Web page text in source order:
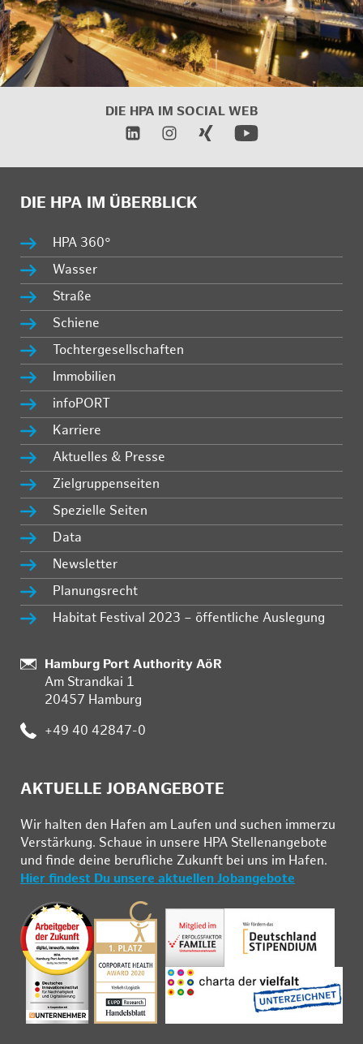
DIE HPA IM SOCIAL WEB
DIE HPA IM ÜBERBLICK
HPA 360°
Wasser
Straße
Schiene
Tochtergesellschaften
Immobilien
infoPORT
Karriere
Aktuelles & Presse
Zielgruppenseiten
Spezielle Seiten
Data
Newsletter
Planungsrecht
Habitat Festival 2023 – öffentliche Auslegung
Standort:
Hamburg Port Authority AöR
Am Strandkai 1
20457 Hamburg
Telefon:
+49 40 42847-0
AKTUELLE JOBANGEBOTE
Wir hal­ten den Ha­fen am Lau­fen und su­chen im­mer­zu
Ver­stär­kung. Schau­e in un­se­re HPA Stel­len­an­ge­bo­te
und fin­de deine be­ruf­li­che Zu­kunft bei uns im Ha­fen.
Hier findest Du unsere aktuellen Jobangebote